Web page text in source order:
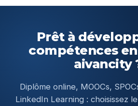
Prêt à
compétences
aivancity
Diplôme online, MOOCs,
LinkedIn Learning : choisissez